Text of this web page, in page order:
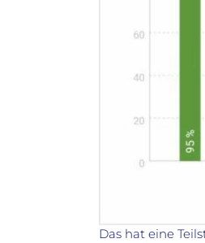
Das hat eine